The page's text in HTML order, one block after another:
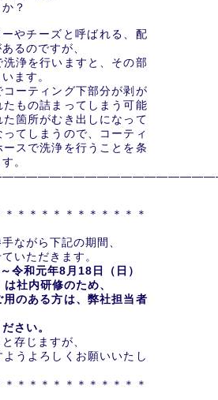
？
やチーズと呼ばれる、配
るのですが、
浄を行いますと、その部
ます。
ーティング下部分が剥が
もの詰まってしまう可能
箇所がむき出しになって
てしまうので、コーティ
スで洗浄を行うことを条
。
＊＊＊＊＊＊＊＊＊＊＊
ながら下記の期間、
いただきます。
令和元年8 月18 日（日）
は社内研修のため、
のある方は、弊社担当者
さい。
存じますが、
うよろしくお願いいたし
＊＊＊＊＊＊＊＊＊＊＊